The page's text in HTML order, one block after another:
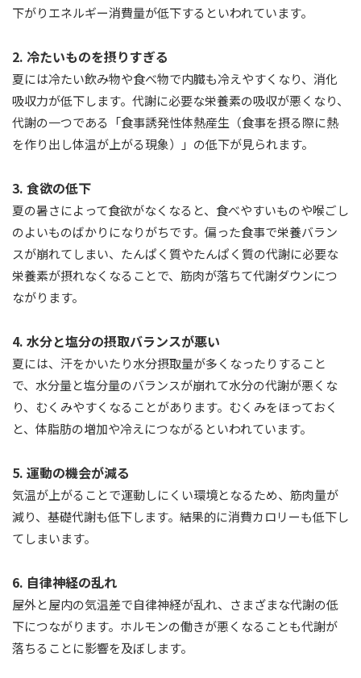
下がりエネルギー消費量が低下するといわれています。
2. 冷たいものを摂りすぎる
夏には冷たい飲み物や食べ物で内臓も冷えやすくなり、消化
吸収力が低下します。代謝に必要な栄養素の吸収が悪くなり、
代謝の一つである「食事誘発性体熱産生（食事を摂る際に熱
を作り出し体温が上がる現象）」の低下が見られます。
3. 食欲の低下
夏の暑さによって食欲がなくなると、食べやすいものや喉ごし
のよいものばかりになりがちです。偏った食事で栄養バラン
スが崩れてしまい、たんぱく質やたんぱく質の代謝に必要な
栄養素が摂れなくなることで、筋肉が落ちて代謝ダウンにつ
ながります。
4. 水分と塩分の摂取バランスが悪い
夏には、汗をかいたり水分摂取量が多くなったりすること
で、水分量と塩分量のバランスが崩れて水分の代謝が悪くな
り、むくみやすくなることがあります。むくみをほっておく
と、体脂肪の増加や冷えにつながるといわれています。
5. 運動の機会が減る
気温が上がることで運動しにくい環境となるため、筋肉量が
減り、基礎代謝も低下します。結果的に消費カロリーも低下し
てしまいます。
6. 自律神経の乱れ
屋外と屋内の気温差で自律神経が乱れ、さまざまな代謝の低
下につながります。ホルモンの働きが悪くなることも代謝が
落ちることに影響を及ぼします。